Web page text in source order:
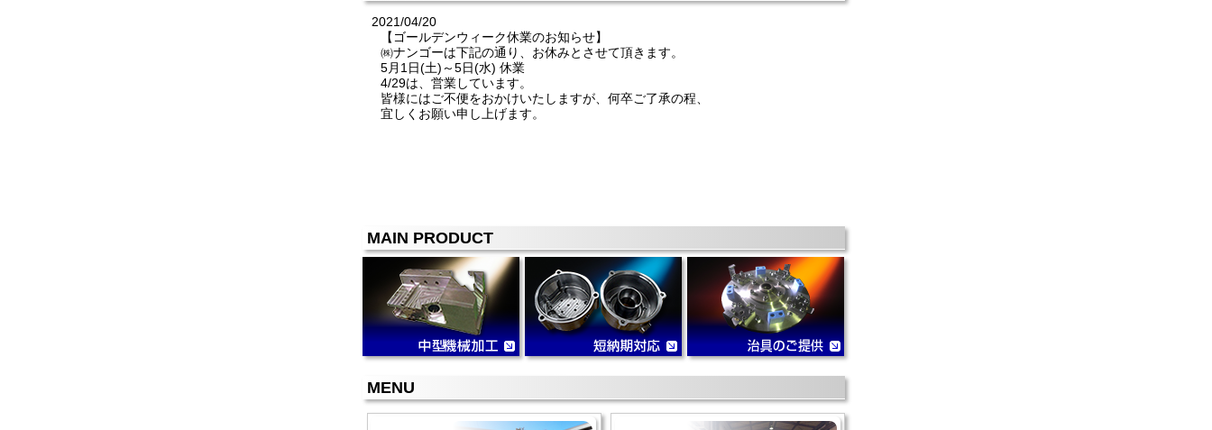
2021/04/20
【ゴールデンウィーク休業のお知らせ】
㈱ナンゴーは下記の通り、お休みとさせて頂きます。
5月1日(土)～5日(水) 休業
4/29は、営業しています。
皆様にはご不便をおかけいたしますが、何卒ご了承の程、
宜しくお願い申し上げます。
MAIN PRODUCT
MENU